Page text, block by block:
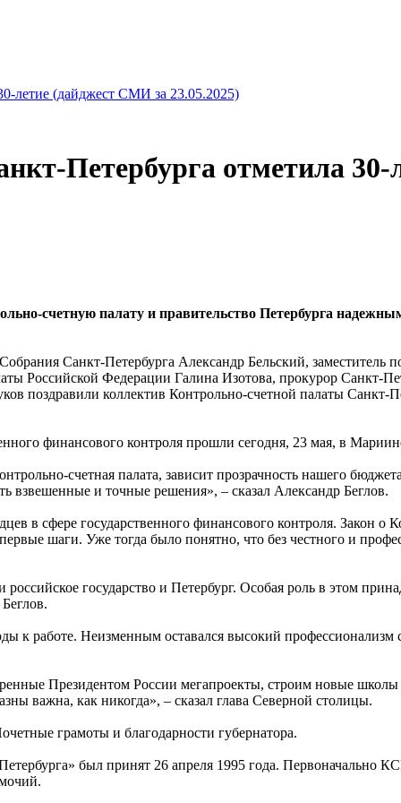
летие (дайджест СМИ за 23.05.2025)
Петербурга отметила
счетную палату и правительство Петербурга
Санкт-Петербурга Александр Бельский,
Российской Федерации Галина Изотова, прокурор Санкт-
поздравили коллектив Контрольно-счетной палаты Санкт-
финансового контроля прошли сегодня, 23 мая, в
счетная палата, зависит прозрачность нашего
взвешенные и точные решения», – сказал Александр Беглов.
в сфере государственного финансового контроля. Закон о
шаги. Уже тогда было понятно, что без честного и
государство и Петербург. Особая роль в этом
к работе. Неизменным оставался высокий профессионализм
Президентом России мегапроекты, строим новые
важна, как никогда», – сказал глава Северной столицы.
грамоты и благодарности губернатора.
был принят 26 апреля 1995 года. Первоначально